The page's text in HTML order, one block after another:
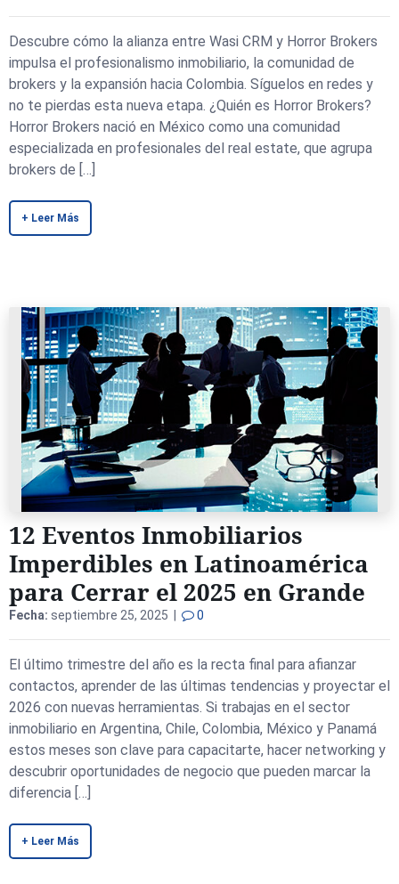
Descubre cómo la alianza entre Wasi CRM y Horror Brokers
impulsa el profesionalismo inmobiliario, la comunidad de
brokers y la expansión hacia Colombia. Síguelos en redes y
no te pierdas esta nueva etapa. ¿Quién es Horror Brokers?
Horror Brokers nació en México como una comunidad
especializada en profesionales del real estate, que agrupa
brokers de […]
+ Leer Más
12 Eventos Inmobiliarios
Imperdibles en Latinoamérica
para Cerrar el 2025 en Grande
Fecha: septiembre 25, 2025 | 0
El último trimestre del año es la recta final para afianzar
contactos, aprender de las últimas tendencias y proyectar el
2026 con nuevas herramientas. Si trabajas en el sector
inmobiliario en Argentina, Chile, Colombia, México y Panamá
estos meses son clave para capacitarte, hacer networking y
descubrir oportunidades de negocio que pueden marcar la
diferencia […]
+ Leer Más